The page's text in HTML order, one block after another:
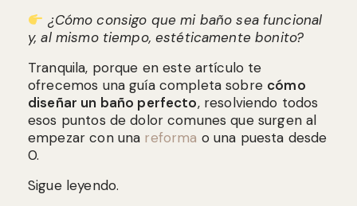
¿Cómo consigo que mi baño sea funcional
y, al mismo tiempo, estéticamente bonito?
Tranquila, porque en este artículo te
ofrecemos una guía completa sobre cómo
diseñar un baño perfecto, resolviendo todos
esos puntos de dolor comunes que surgen al
empezar con una reforma o una puesta desde
0.
Sigue leyendo.